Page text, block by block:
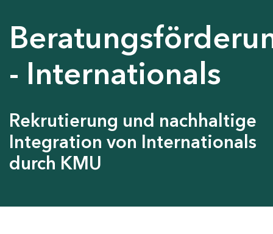
- Internationals
Rekrutierung und nachhaltige
Integration von Internationals
durch KMU